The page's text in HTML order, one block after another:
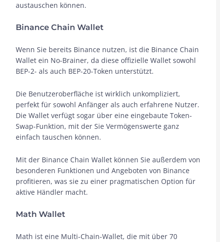
austauschen können.
Binance Chain Wallet
Wenn Sie bereits Binance nutzen, ist die Binance Chain
Wallet ein No-Brainer, da diese offizielle Wallet sowohl
BEP-2- als auch BEP-20-Token unterstützt.
Die Benutzeroberfläche ist wirklich unkompliziert,
perfekt für sowohl Anfänger als auch erfahrene Nutzer.
Die Wallet verfügt sogar über eine eingebaute Token-
Swap-Funktion, mit der Sie Vermögenswerte ganz
einfach tauschen können.
Mit der Binance Chain Wallet können Sie außerdem von
besonderen Funktionen und Angeboten von Binance
profitieren, was sie zu einer pragmatischen Option für
aktive Händler macht.
Math Wallet
Math ist eine Multi-Chain-Wallet, die mit über 70